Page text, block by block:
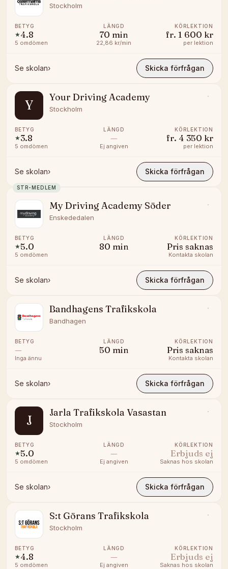
Stockholm
BETYG
★4.8
5 omdömen
LÄNGD
70 min
22,86 kr/min
KÖRLEKTION
fr. 1 600 kr
per lektion
Se skolan› Skicka förfrågan
Y
Your Driving Academy
Stockholm
BETYG
★3.8
5 omdömen
LÄNGD
—
Ej angiven
KÖRLEKTION
fr. 4 350 kr
per lektion
Se skolan› Skicka förfrågan
STR-MEDLEM
My Driving Academy Söder
Enskededalen
BETYG
★5.0
5 omdömen
LÄNGD
80 min
KÖRLEKTION
Pris saknas
Kontakta skolan
Se skolan› Skicka förfrågan
Bandhagens Trafikskola
Bandhagen
BETYG
—
Inga ännu
LÄNGD
50 min
KÖRLEKTION
Pris saknas
Kontakta skolan
Se skolan› Skicka förfrågan
J
Jarla Trafikskola Vasastan
Stockholm
BETYG
★5.0
5 omdömen
LÄNGD
—
Ej angiven
KÖRLEKTION
Erbjuds ej
Saknas hos skolan
Se skolan› Skicka förfrågan
S:t Görans Trafikskola
Stockholm
BETYG
★4.8
5 omdömen
LÄNGD
—
Ej angiven
KÖRLEKTION
Erbjuds ej
Saknas hos skolan